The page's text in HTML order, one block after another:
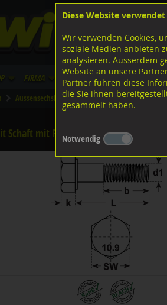
Lagerstrasse 8
Tel. 043 455 20 30
FB
IG
Firma Lieferinfo Infos/
Aussensechskant Feingewinde mit Schaft
Schaft mit Feingew., DIN960 ISO8675
Diese Website
Wir verwenden Cookies,
soziale Medien anbieten
analysieren. Ausserdem
Website an unsere
Partner führen diese
die Sie ihnen
gesammelt haben.
Notwendig